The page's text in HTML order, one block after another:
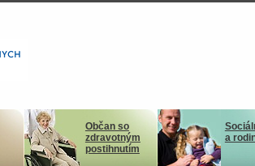
Občan so
zdravotným
postihnutím
a